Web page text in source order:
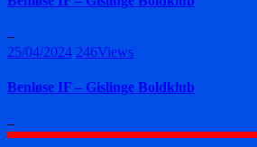
–
25/04/2024 246Views
Benløse IF – Gislinge Boldklub
–